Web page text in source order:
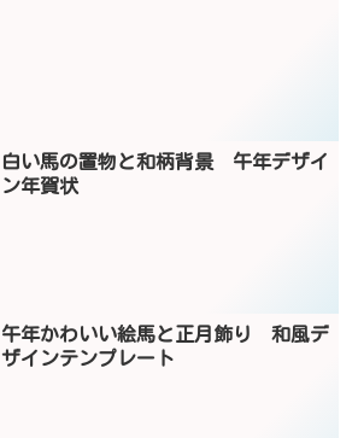
白い馬の置物と和柄背景 午年デザイ
ン年賀状
午年かわいい絵馬と正月飾り 和風デ
ザインテンプレート